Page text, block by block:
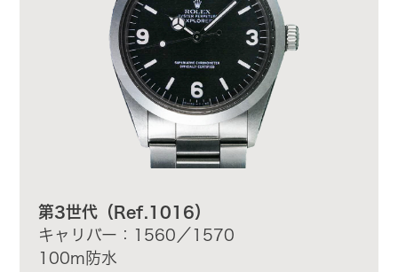
第3世代（Ref.1016）
キャリバー：1560／1570
100m防水